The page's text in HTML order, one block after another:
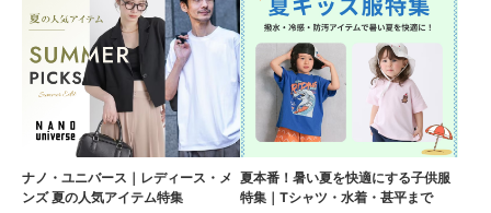
ナノ・ユニバース｜レディース・メ
ンズ 夏の人気アイテム特集
夏本番！暑い夏を快適にする子供服
特集｜Tシャツ・水着・甚平まで